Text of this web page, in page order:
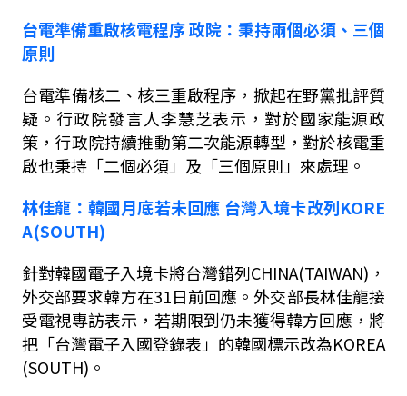
台電準備重啟核電程序政院：秉持兩個必須、三個
原則
台電準備核二、核三重啟程序，掀起在野黨批評質
疑。行政院發言人李慧芝表示，對於國家能源政
策，行政院持續推動第二次能源轉型，對於核電重
啟也秉持「二個必須」及「三個原則」來處理。
林佳龍：韓國月底若未回應 台灣入境卡改列KORE
A(SOUTH)
針對韓國電子入境卡將台灣錯列CHINA(TAIWAN) ，
外交部要求韓方在31日前回應。外交部長林佳龍接
受電視專訪表示，若期限到仍未獲得韓方回應，將
把「台灣電子入國登錄表」的韓國標示改為KOREA
(SOUTH) 。